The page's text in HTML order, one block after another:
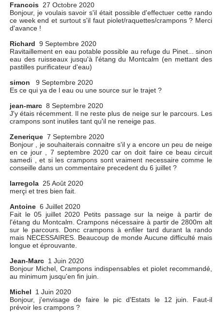
Francois 27 Octobre 2020
Bonjour, je voulais savoir s'il était possible d'effectuer cette rando
ce week end et surtout s'il faut piolet/raquettes/crampons ? Merci
d'avance !
Richard 9 Septembre 2020
Ravitaillement en eau potable possible au refuge du Pinet... sinon
eau des ruisseaux jusqu'à l'étang du Montcalm (en mettant des
pastilles purificateur d'eau)
simon
9 Septembre 2020
Es ce qui ya de l eau ou une source sur le trajet ?
jean-marc 8 Septembre 2020
J'y étais récemment. Il ne reste plus de neige sur le parcours. Les
crampons sont inutiles tant qu'il ne reneige pas.
Zenerique 7 Septembre 2020
Bonjour , je souhaiterais connaitre s'il y a encore un peu de neige
en ce jour , 7 septembre 2020 car on doit faire ce beau circuit
samedi , et si les crampons sont vraiment necessaire comme le
conseille dans un commentaire precedent du 6 juillet ?
larregola 25 Août 2020
merçi et tres bien fait.
Antoine 6 Juillet 2020
Fait le 05 juillet 2020 Petits passage sur la neige à partir de
l'étang du Montcalm. Crampons nécessaire à partir de 2800m alt
sur le parcours. Donc crampons à enfiler tard durant la rando
mais NECESSAIRES. Beaucoup de monde Aucune difficulté mais
longue et éprouvante.
Jean-Marc 1 Juin 2020
Bonjour Michel, Crampons indispensables et piolet recommandé,
au minimum jusqu'en fin juin.
Michel
1 Juin 2020
Bonjour, j'envisage de faire le pic d'Estats le 12 juin. Faut-il
prévoir les crampons ?